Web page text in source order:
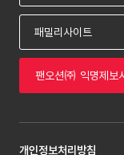
팬오션㈜ 익명제보
개인정보처리방침